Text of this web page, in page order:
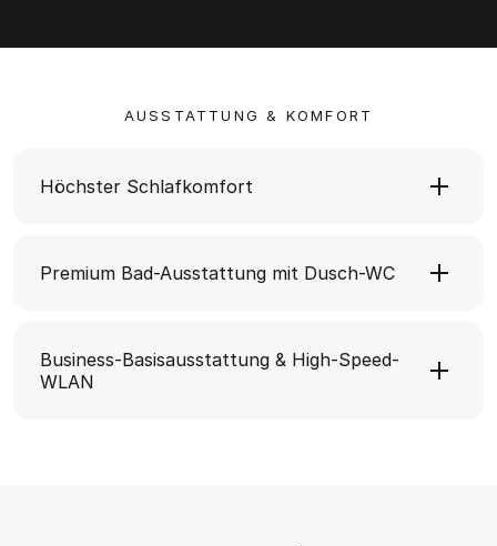
AUSSTATTUNG & KOMFORT
Höchster Schlafkomfort
Premium Bad-Ausstattung mit Dusch-WC
Business-Basisausstattung & High-Speed-
WLAN